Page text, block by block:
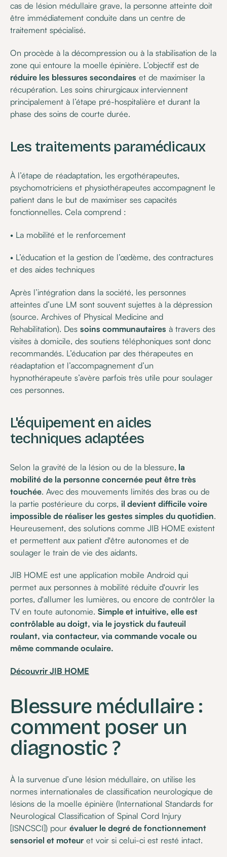
cas de lésion médullaire grave, la personne atteinte doit
être immédiatement conduite dans un centre de
traitement spécialisé.
On procède à la décompression ou à la stabilisation de la
zone qui entoure la moelle épinière. L’objectif est de
réduire les blessures secondaires et de maximiser la
récupération. Les soins chirurgicaux interviennent
principalement à l’étape pré-hospitalière et durant la
phase des soins de courte durée.
Les traitements paramédicaux
À l’étape de réadaptation, les ergothérapeutes,
psychomotriciens et physiothérapeutes accompagnent le
patient dans le but de maximiser ses capacités
fonctionnelles. Cela comprend :
• La mobilité et le renforcement
• L’éducation et la gestion de l’œdème, des contractures
et des aides techniques
Après l’intégration dans la société, les personnes
atteintes d’une LM sont souvent sujettes à la dépression
(source. Archives of Physical Medicine and
Rehabilitation). Dessoins communautaires à travers des
visites à domicile, des soutiens téléphoniques sont donc
recommandés. L’éducation par des thérapeutes en
réadaptation et l’accompagnement d’un
hypnothérapeute s’avère parfois très utile pour soulager
ces personnes.
L'équipement en aides
techniques adaptées
Selon la gravité de la lésion ou de la blessure, la
mobilité de la personne concernée peut être très
touchée. Avec des mouvements limités des bras ou de
la partie postérieure du corps, il devient difficile voire
impossible de réaliser les gestes simples du quotidien.
Heureusement, des solutions comme JIB HOME existent
et permettent aux patient d'être autonomes et de
soulager le train de vie des aidants.
JIB HOME est une application mobile Android qui
permet aux personnes à mobilité réduite d'ouvrir les
portes, d'allumer les lumières, ou encore de contrôler la
TV en toute autonomie.Simple et intuitive, elle est
contrôlable au doigt, via le joystick du fauteuil
roulant, via contacteur, via commande vocale ou
même commande oculaire.
Découvrir JIB HOME
Blessure médullaire :
comment poser un
diagnostic ?
À la survenue d’une lésion médullaire, on utilise les
normes internationales de classification neurologique de
lésions de la moelle épinière (International Standards for
Neurological Classification of Spinal Cord Injury
[ISNCSCI]) pourévaluer le degré de fonctionnement
sensoriel et moteur et voir si celui-ci est resté intact.